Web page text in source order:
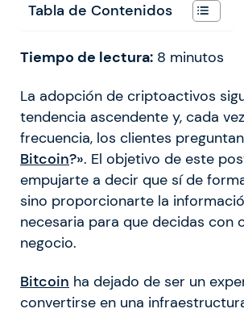
Tabla de Contenidos
Tiempo de lectura: 8 minutos
La adopción de criptoactivos
tendencia ascendente y, cada
frecuencia, los clientes
Bitcoin?». El objetivo de este
empujarte a decir que sí de
sino proporcionarte la
necesaria para que decidas con
negocio.
Bitcoin ha dejado de ser un
convertirse en una